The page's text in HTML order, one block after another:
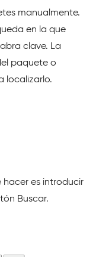
manualmente.
en la que
clave. La
paquete o
localizarlo.
hacer es introducir
Buscar.